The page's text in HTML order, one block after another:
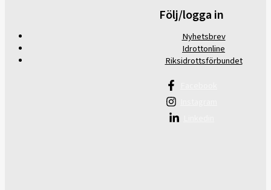
Följ/logga in
Nyhetsbrev
Idrottonline
Riksidrottsförbundet